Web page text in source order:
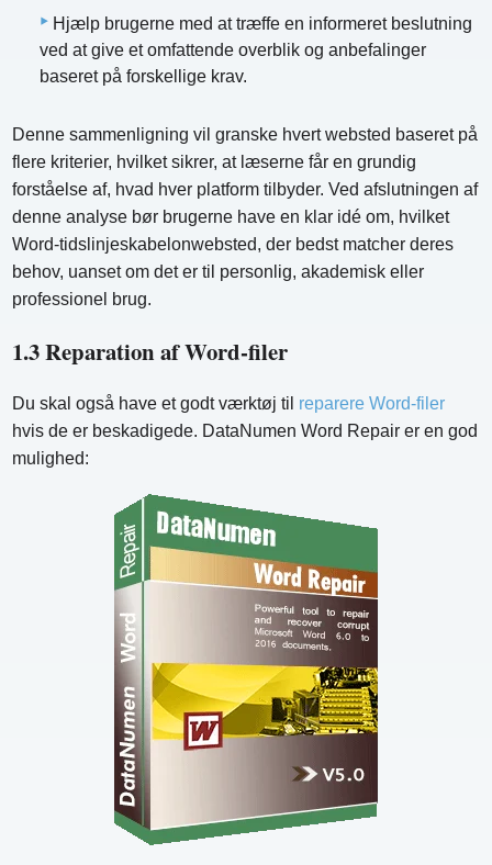
Hjælp brugerne med at træffe en informeret beslutning
ved at give et omfattende overblik og anbefalinger
baseret på forskellige krav.
Denne sammenligning vil granske hvert websted baseret på
flere kriterier, hvilket sikrer, at læserne får en grundig
forståelse af, hvad hver platform tilbyder. Ved afslutningen af
​​denne analyse bør brugerne have en klar idé om, hvilket
Word-tidslinjeskabelonwebsted, der bedst matcher deres
behov, uanset om det er til personlig, akademisk eller
professionel brug.
1.3 Reparation af Word-filer
Du skal også have et godt værktøj til reparere Word-filer
hvis de er beskadigede. DataNumen Word Repair er en god
mulighed: